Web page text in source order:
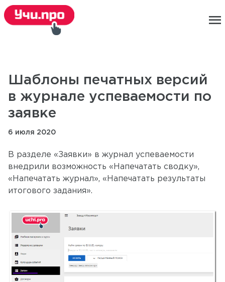
menu
Шаблоны печатных версий
в журнале успеваемости по
заявке
6 июля 2020
В разделе «Заявки» в журнал успеваемости
внедрили возможность «Напечатать сводку»,
«Напечатать журнал», «Напечатать результаты
итогового задания».